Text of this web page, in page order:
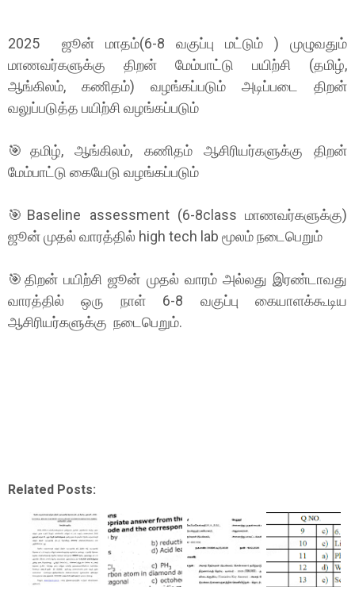
2025 ஜூன் மாதம்(6-8 வகுப்பு மட்டும் ) முழுவதும்
மாணவர்களுக்கு திறன் மேம்பாட்டு பயிற்சி (தமிழ்,
ஆங்கிலம், கணிதம்) வழங்கப்படும் அடிப்படை திறன்
வலுப்படுத்த பயிற்சி வழங்கப்படும்
🎯தமிழ், ஆங்கிலம், கணிதம் ஆசிரியர்களுக்கு திறன்
மேம்பாட்டு கையேடு வழங்கப்படும்
🎯Baseline assessment (6-8class மாணவர்களுக்கு)
ஜூன் முதல் வாரத்தில் high tech lab மூலம் நடைபெறும்
🎯திறன் பயிற்சி ஜூன் முதல் வாரம் அல்லது இரண்டாவது
வாரத்தில் ஒரு நாள் 6-8 வகுப்பு கையாளக்கூடிய
ஆசிரியர்களுக்கு நடைபெறும்.
Related Posts: